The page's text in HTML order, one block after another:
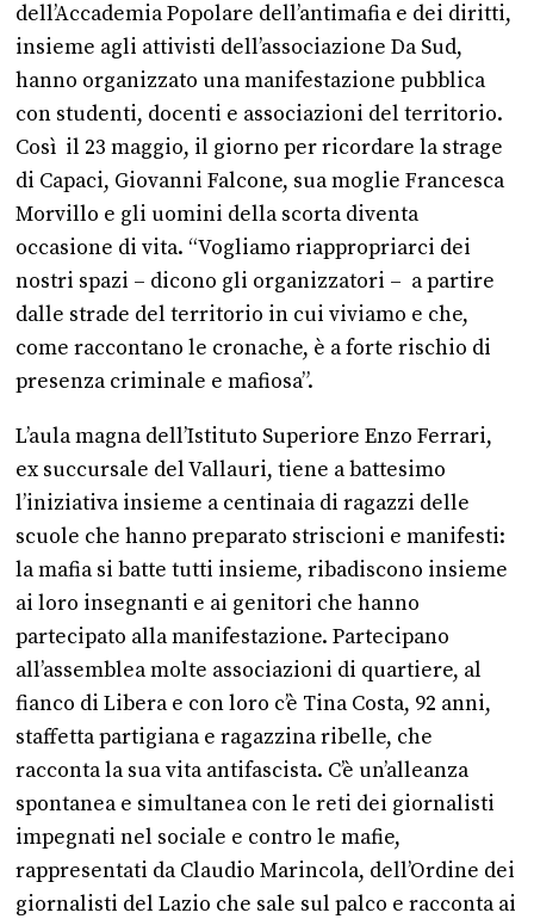
dell’Accademia Popolare dell’antimafia e dei diritti,
insieme agli attivisti dell’associazione Da Sud,
hanno organizzato una manifestazione pubblica
con studenti, docenti e associazioni del territorio.
Così il 23 maggio, il giorno per ricordare la strage
di Capaci, Giovanni Falcone, sua moglie Francesca
Morvillo e gli uomini della scorta diventa
occasione di vita. “Vogliamo riappropriarci dei
nostri spazi – dicono gli organizzatori – a partire
dalle strade del territorio in cui viviamo e che,
come raccontano le cronache, è a forte rischio di
presenza criminale e mafiosa”.
L’aula magna dell’Istituto Superiore Enzo Ferrari,
ex succursale del Vallauri, tiene a battesimo
l’iniziativa insieme a centinaia di ragazzi delle
scuole che hanno preparato striscioni e manifesti:
la mafia si batte tutti insieme, ribadiscono insieme
ai loro insegnanti e ai genitori che hanno
partecipato alla manifestazione. Partecipano
all’assemblea molte associazioni di quartiere, al
fianco di Libera e con loro c’è Tina Costa, 92 anni,
staffetta partigiana e ragazzina ribelle, che
racconta la sua vita antifascista. C’è un’alleanza
spontanea e simultanea con le reti dei giornalisti
impegnati nel sociale e contro le mafie,
rappresentati da Claudio Marincola, dell’Ordine dei
giornalisti del Lazio che sale sul palco e racconta ai